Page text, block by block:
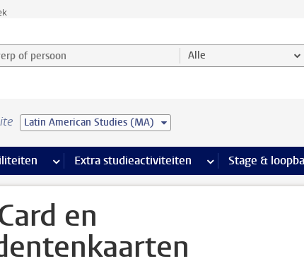
of persoon en selecteer categorie Alle
Latin American Studies (MA)
pagina’s
meer Faciliteiten pagina’s
Extra studieactiviteiten meer Extra
Stage &
en